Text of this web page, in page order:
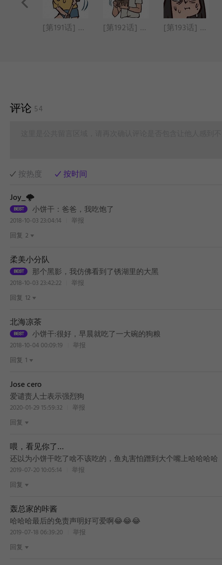
[第191话] 电子游戏 [第192话] 爱心纸币 [第193话] 虐狗漫画
评论 54
按热度
按时间
Joy_🌩
BEST
小饼干：爸爸，我吃饱了
2018-10-03 23:04:14
举报
回复 2
柔美小分队
BEST
那个黑影，我仿佛看到了锈湖里的大黑
2018-10-03 23:42:22
举报
回复 12
北海凉茶
小饼干:很好，早晨就吃了一大碗的狗粮
2018-10-04 00:09:19
举报
回复 1
Jose cero
爱谴责人士表示强烈狗
2020-01-29 15:59:32
举报
回复
喂，看见你了…
还以为小饼干吃了啥不该吃的，鱼丸害怕蹭到大个嘴上哈哈哈哈
2019-07-20 10:05:14
举报
回复
轰总家的咔酱
哈哈哈最后的免责声明好可爱啊😂😂😂
2019-07-18 06:39:20
举报
回复